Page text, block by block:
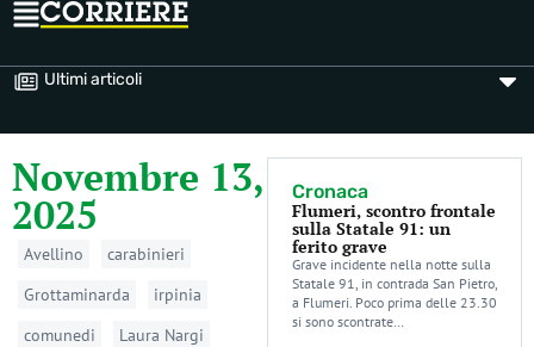
Ultimi articoli
Novembre 13,
2025
Avellino
carabinieri
Grottaminarda
irpinia
comunedi
Laura Nargi
Cronaca
Flumeri, scontro frontale
sulla Statale 91: un
ferito grave
Grave incidente nella notte sulla
Statale 91, in contrada San Pietro,
a Flumeri. Poco prima delle 23.30
si sono scontrate…